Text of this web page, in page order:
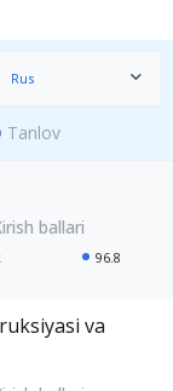
Rus
Tanlov
96.8
va